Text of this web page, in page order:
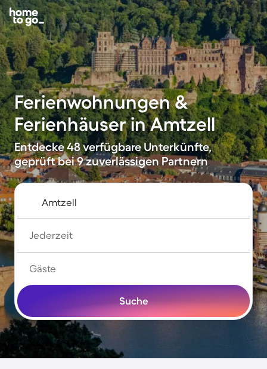
Ferienwohnungen &
Ferienhäuser in Amtzell
Entdecke 48 verfügbare Unterkünfte,
geprüft bei 9 zuverlässigen Partnern
Jederzeit
Gäste
Suche